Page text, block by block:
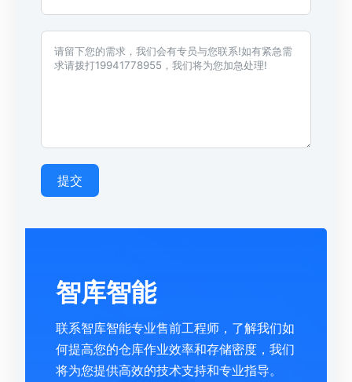
提交
智库智能
联系智库智能专业售前工程师，了解我们如
何提高您的仓库作业效率和存储密度，我们
将为您提供高效的技术支持和专业指导。